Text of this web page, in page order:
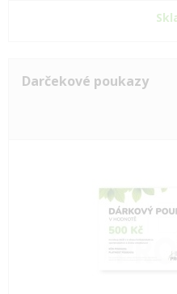
Darčekové poukazy